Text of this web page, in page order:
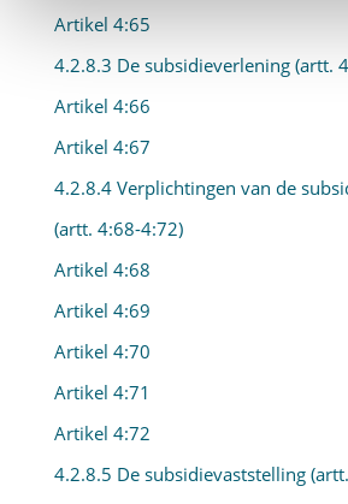
Artikel 4:65
4.2.8.3 De subsidieverlening (artt.
Artikel 4:66
Artikel 4:67
4.2.8.4 Verplichtingen van de
(artt. 4:68-4:72)
Artikel 4:68
Artikel 4:69
Artikel 4:70
Artikel 4:71
Artikel 4:72
4.2.8.5 De subsidievaststelling